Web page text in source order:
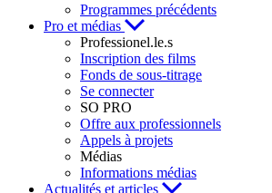
Programmes précédents
Pro et médias
Professionel.le.s
Inscription des films
Fonds de sous-titrage
Se connecter
SO PRO
Offre aux professionnels
Appels à projets
Médias
Informations médias
Actualités et articles